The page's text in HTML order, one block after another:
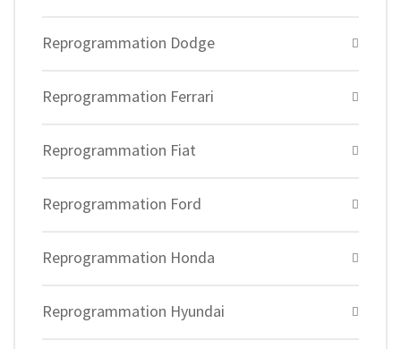
Reprogrammation Dodge
Reprogrammation Ferrari
Reprogrammation Fiat
Reprogrammation Ford
Reprogrammation Honda
Reprogrammation Hyundai